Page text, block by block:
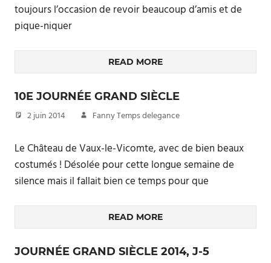
toujours l’occasion de revoir beaucoup d’amis et de
pique-niquer
READ MORE
10E JOURNÉE GRAND SIÈCLE
2 juin 2014 Fanny Temps delegance
Le Château de Vaux-le-Vicomte, avec de bien beaux
costumés ! Désolée pour cette longue semaine de
silence mais il fallait bien ce temps pour que
READ MORE
JOURNÉE GRAND SIÈCLE 2014, J-5